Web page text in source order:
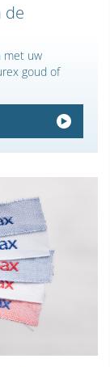
de
met uw
goud of